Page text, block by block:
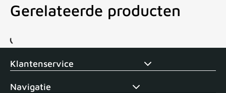
Gerelateerde producten
Voor 15uur besteld, zelfde dag verstuurd Echte winkel
Klantenservice
Navigatie